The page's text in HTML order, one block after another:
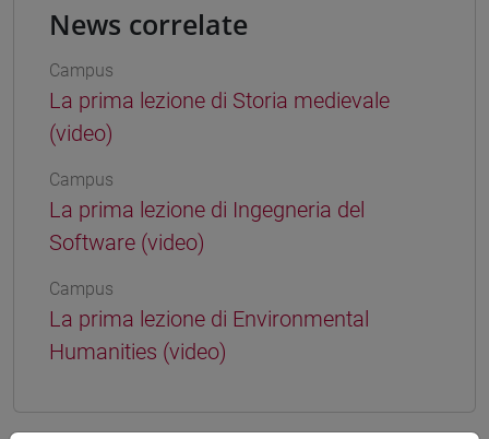
News correlate
Campus
La prima lezione di Storia medievale
(video)
Campus
La prima lezione di Ingegneria del
Software (video)
Campus
La prima lezione di Environmental
Humanities (video)